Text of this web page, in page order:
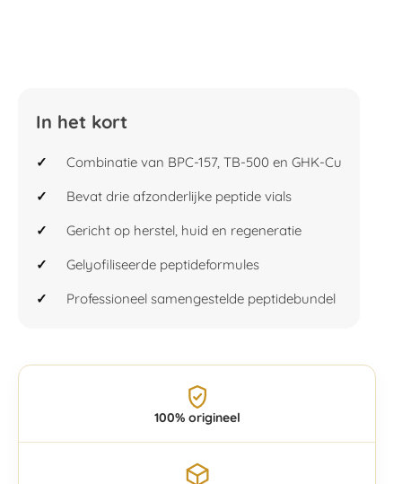
In het kort
Combinatie van BPC-157, TB-500 en GHK-Cu
Bevat drie afzonderlijke peptide vials
Gericht op herstel, huid en regeneratie
Gelyofiliseerde peptideformules
Professioneel samengestelde peptidebundel
100% origineel